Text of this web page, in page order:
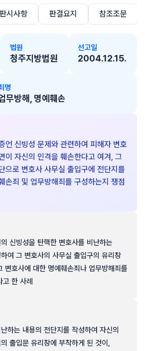
판시사항 판결요지 참조조문
법원
청주지방법원
선고일
2004.12.15.
명
무방해, 명예훼손
언 신빙성 문제와 관련하여 피해자 변호
이 자신의 인격을 훼손한다고 여겨, 그
으로 변호사 사무실 출입구에 전단지를
손죄 및 업무방해죄를 구성하는지 쟁점
신빙성을 탄핵한 변호사를 비난하는
여 그 변호사의 사무실 출입구의 유리창
변호사에 대한 명예훼손죄나 업무방해죄를
고 한 사례
하는 내용의 전단지를 작성하여 자신의
출입문 유리창에 부착하게 된 것이,